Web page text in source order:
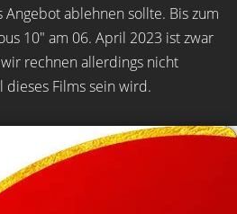
ablehnen sollte. Bis zum
10" am 06. April 2023 ist zwar
rechnen allerdings nicht
dieses Films sein wird.